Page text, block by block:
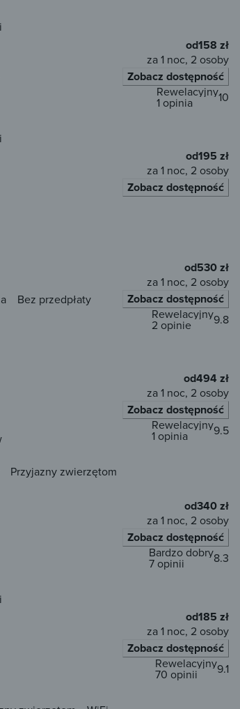
od158 zł
za 1 noc, 2 osoby
Zobacz dostępność
10
Rewelacyjny
1 opinia
od195 zł
za 1 noc, 2 osoby
Zobacz dostępność
Bez przedpłaty
od530 zł
za 1 noc, 2 osoby
Zobacz dostępność
9.8
Rewelacyjny
2 opinie
od494 zł
za 1 noc, 2 osoby
Zobacz dostępność
9.5
Rewelacyjny
1 opinia
Przyjazny zwierzętom
od340 zł
za 1 noc, 2 osoby
Zobacz dostępność
8.3
Bardzo dobry
7 opinii
od185 zł
za 1 noc, 2 osoby
Zobacz dostępność
9.1
Rewelacyjny
70 opinii